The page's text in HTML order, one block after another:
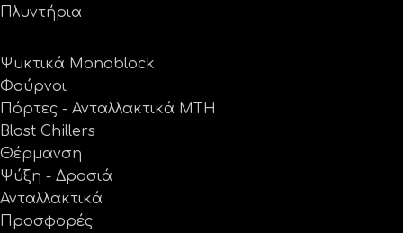
Πλυντήρια
Ψυκτικά Monoblock
Φούρνοι
Πόρτες - Ανταλλακτικά MTH
Blast Chillers
Θέρμανση
Ψύξη - Δροσιά
Ανταλλακτικά
Προσφορές